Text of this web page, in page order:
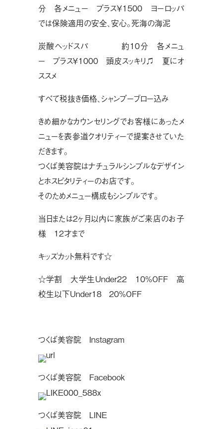
分 各メニュー プラス￥1500 ヨーロッパ
では保険適用の安全、安心。死海の海泥
炭酸ヘッドスパ 約10分 各メニュ
ー プラス￥1000 頭皮スッキリ♫ 夏にオ
ススメ
すべて税抜き価格、シャンプーブロー込み
きめ細かなカウンセリングでお客様にあったメ
ニューを表参道クオリティーで提案させていた
だきます。
つくば美容院はナチュラルシンプルなデザイン
とホスピタリティーのお店です。
そのためメニュー構成もシンプルです。
当日または２ヶ月以内に家族がご来店のお子
様 １２才まで
キッズカット無料です☆
☆学割 大学生Under22 10%OFF 高
校生以下Under18 20%OFF
つくば美容院 Instagram
つくば美容院 Facebook
つくば美容院 LINE